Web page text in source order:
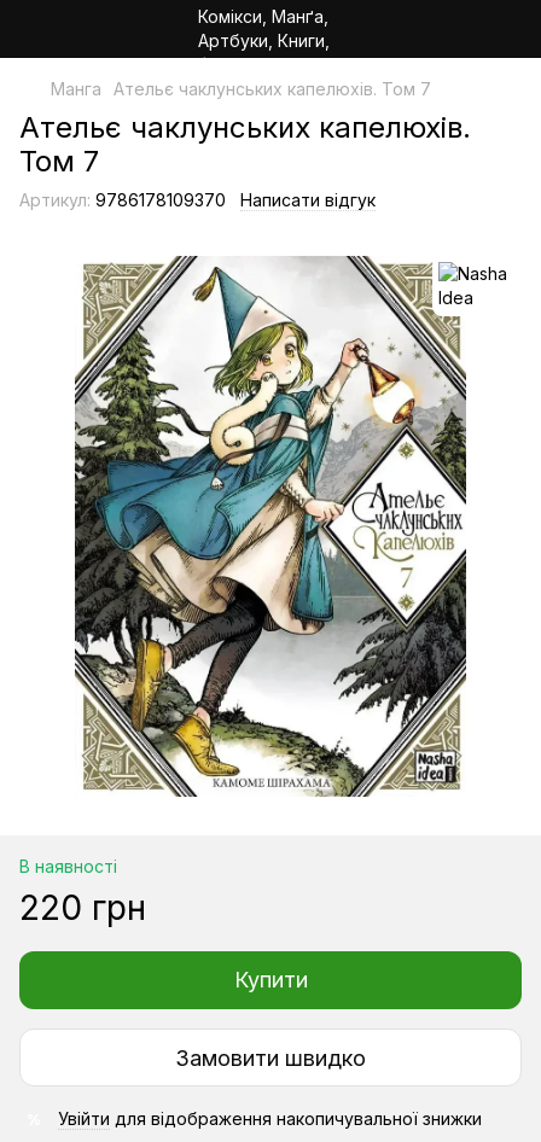
Манга Ательє чаклунських капелюхів. Том 7
Ательє чаклунських капелюхів.
Том 7
Артикул: 9786178109370 Написати відгук
В наявності
220 грн
Купити
Замовити швидко
Увійти для відображення накопичувальної знижки